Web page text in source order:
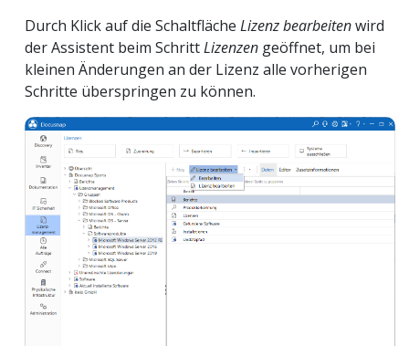
Durch Klick auf die Schaltfläche Lizenz bearbeitenwird
der Assistent beim SchrittLizenzen geöffnet, um bei
kleinen Änderungen an der Lizenz alle vorherigen
Schritte überspringen zu können.